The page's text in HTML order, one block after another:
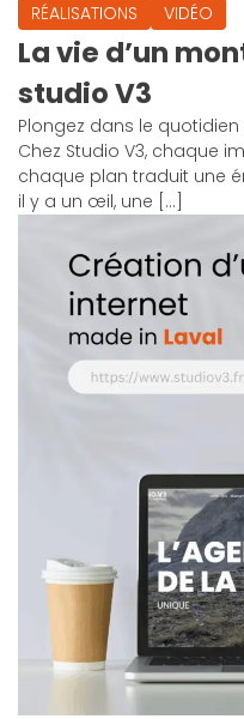
RÉALISATIONS VIDÉO
La vie d’un
studio V3
Plongez dans le
Chez Studio V3, chaque
chaque plan traduit une
il y a un œil, une […]